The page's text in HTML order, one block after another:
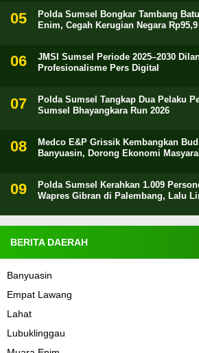
Polda Sumsel Bongkar Tambang
Enim, Cegah Kerugian Negara
JMSI Sumsel Periode 2025–2030
Profesionalisme Pers Digital
Polda Sumsel Tangkap Dua Pelaku
Sumsel Bhayangkara Run 2026
Medco E&P Grissik Kembangkan
Banyuasin, Dorong Ekonomi
Polda Sumsel Kerahkan 1.009
Wapres Gibran di Palembang, Lalu
BERITA DAERAH
Banyuasin
Empat Lawang
Lahat
Lubuklinggau